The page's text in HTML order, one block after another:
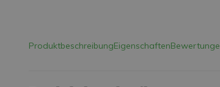
ProduktbeschreibungEigenschaften